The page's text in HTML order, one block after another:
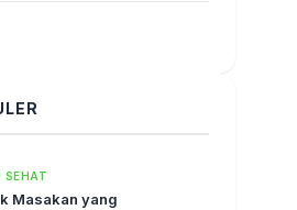
SEHAT
Masakan yang